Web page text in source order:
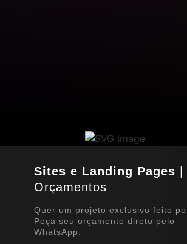
Sites e Landing Pages |
Orçamentos
Quer um projeto exclusivo feito
Peça seu orçamento direto pelo
WhatsApp.